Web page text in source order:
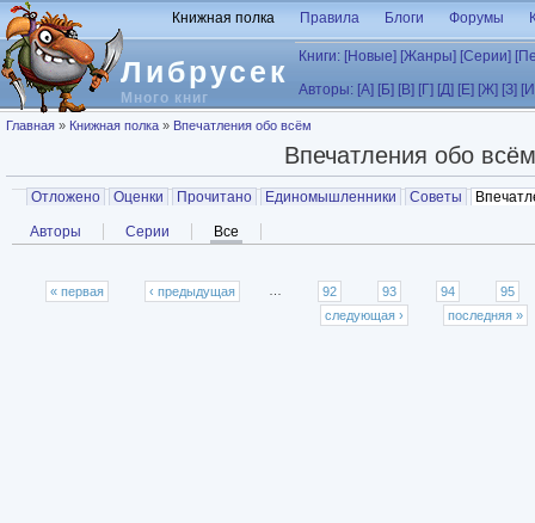
Перейти к основному содержанию
Либрусек
Много книг
Книжная полка Правила Блоги Форумы
Книги: [Новые] [Жанры] [Серии]
Авторы: [А] [Б] [В] [Г] [Д] [Е] [Ж] [З]
Вы здесь
Главная » Книжная полка » Впечатления обо всём
Впечатления обо всём
Главные вкладки
Отложено Оценки Прочитано Единомышленники Советы
Вторичные вкладки
Авторы Серии Все
Страницы
« первая ‹ предыдущая … 92 93 94
95
следующая ›
последняя »